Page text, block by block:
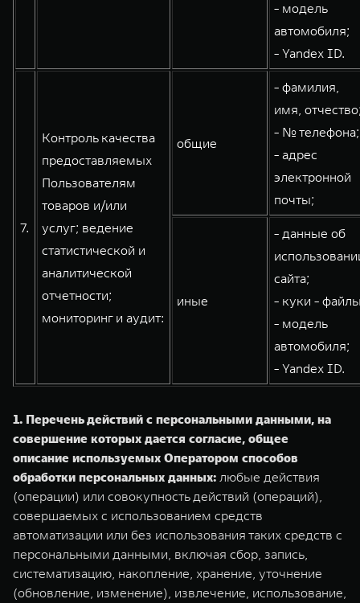
- модель
автомобиля;
- Yandex ID.
7.
Контроль качества
предоставляемых
Пользователям
товаров и/или
услуг; ведение
статистической и
аналитической
отчетности;
мониторинг и аудит:
общие
- фамилия,
имя,
- № телефона;
- адрес
электронной
почты;
иные
- данные об
сайта;
- куки -
- модель
автомобиля;
- Yandex ID.
1. Перечень действий с персональными данными, на
совершение которых дается согласие, общее
описание используемых Оператором способов
обработки персональных данных: любые действия
(операции) или совокупность действий (операций),
совершаемых с использованием средств
автоматизации или без использования таких средств с
персональными данными, включая сбор, запись,
систематизацию, накопление, хранение, уточнение
(обновление, изменение), извлечение, использование,